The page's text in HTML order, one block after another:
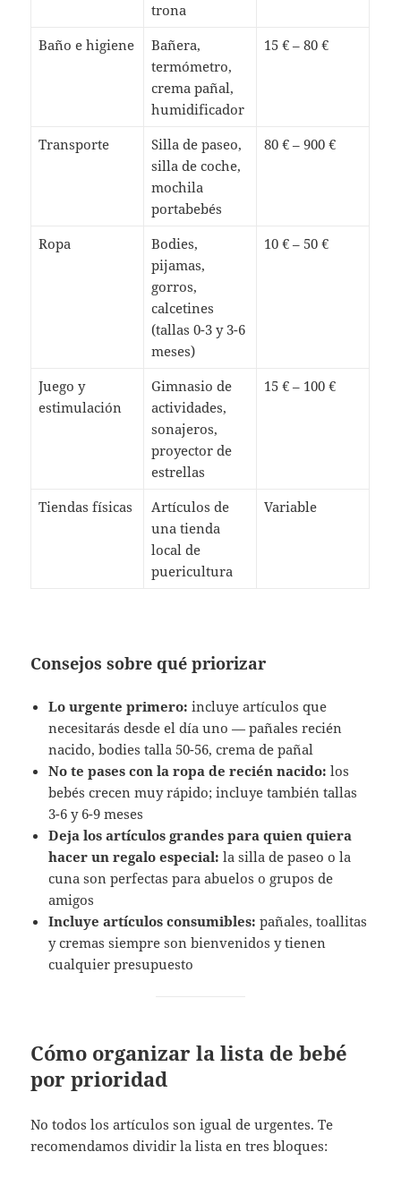
trona
Baño e higiene
Bañera,
termómetro,
crema pañal,
humidificador
15 € – 80 €
Transporte
Silla de paseo,
silla de coche,
mochila
portabebés
80 € – 900 €
Ropa
Bodies,
pijamas,
gorros,
calcetines
(tallas 0-3 y 3-6
meses)
10 € – 50 €
Juego y
estimulación
Gimnasio de
actividades,
sonajeros,
proyector de
estrellas
15 € – 100 €
Tiendas físicas
Artículos de
una tienda
local de
puericultura
Variable
Consejos sobre qué priorizar
Lo urgente primero: incluye artículos que
necesitarás desde el día uno — pañales recién
nacido, bodies talla 50-56, crema de pañal
No te pases con la ropa de recién nacido: los
bebés crecen muy rápido; incluye también tallas
3-6 y 6-9 meses
Deja los artículos grandes para quien quiera
hacer un regalo especial: la silla de paseo o la
cuna son perfectas para abuelos o grupos de
amigos
Incluye artículos consumibles: pañales, toallitas
y cremas siempre son bienvenidos y tienen
cualquier presupuesto
Cómo organizar la lista de bebé
por prioridad
No todos los artículos son igual de urgentes. Te
recomendamos dividir la lista en tres bloques: